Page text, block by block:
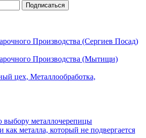
Производства (Сергиев Посад)
Производства (Мытищи)
цех, Металлообработка,
выбору металлочерепицы
как металла, который не подвергается